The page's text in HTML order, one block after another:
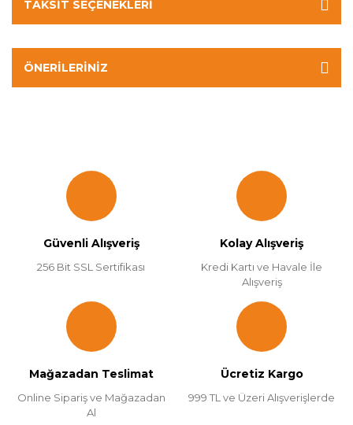
TAKSIT SEÇENEKLERI
ÖNERILERINIZ
Güvenli Alışveriş
256 Bit SSL Sertifikası
Kolay Alışveriş
Kredi Kartı ve Havale İle
Alışveriş
Mağazadan Teslimat
Online Sipariş ve Mağazadan
Al
Ücretiz Kargo
999 TL ve Üzeri Alışverişlerde